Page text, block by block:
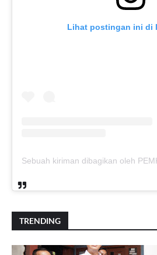
Lihat postingan ini di
TRENDING